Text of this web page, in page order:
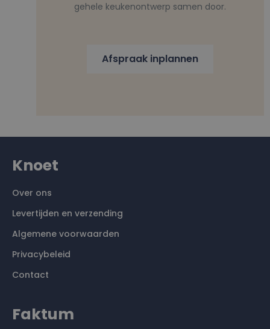
gehele keukenontwerp samen door.
Afspraak inplannen
Knoet
Over ons
Levertijden en verzending
Algemene voorwaarden
Privacybeleid
Contact
Faktum